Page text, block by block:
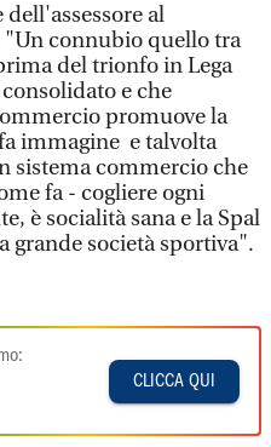
al
"Un connubio quello tra
del trionfo in Lega
e che
promuove la
immagine e talvolta
sistema commercio che
fa - cogliere ogni
è socialità sana e la Spal
grande società sportiva".
CLICCA QUI